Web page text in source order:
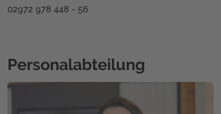
02972 978 448 - 56
Personalabteilung